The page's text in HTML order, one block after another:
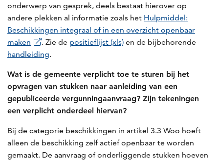
onderwerp van gesprek, deels bestaat hierover op
andere plekken al informatie zoals het Hulpmiddel:
Beschikkingen integraal of in een overzicht openbaar
maken
. Zie de positieflijst (xls) en de bijbehorende
handleiding.
Wat is de gemeente verplicht toe te sturen bij het
opvragen van stukken naar aanleiding van een
gepubliceerde vergunningaanvraag? Zijn tekeningen
een verplicht onderdeel hiervan?
Bij de categorie beschikkingen in artikel 3.3 Woo hoeft
alleen de beschikking zelf actief openbaar te worden
gemaakt. De aanvraag of onderliggende stukken hoeven